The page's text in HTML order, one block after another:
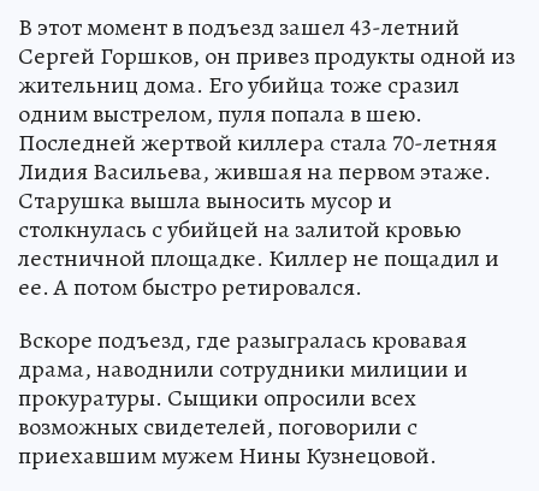
В этот момент в подъезд зашел 43-летний
Сергей Горшков, он привез продукты одной из
жительниц дома. Его убийца тоже сразил
одним выстрелом, пуля попала в шею.
Последней жертвой киллера стала 70-летняя
Лидия Васильева, жившая на первом этаже.
Старушка вышла выносить мусор и
столкнулась с убийцей на залитой кровью
лестничной площадке. Киллер не пощадил и
ее. А потом быстро ретировался.
Вскоре подъезд, где разыгралась кровавая
драма, наводнили сотрудники милиции и
прокуратуры. Сыщики опросили всех
возможных свидетелей, поговорили с
приехавшим мужем Нины Кузнецовой.